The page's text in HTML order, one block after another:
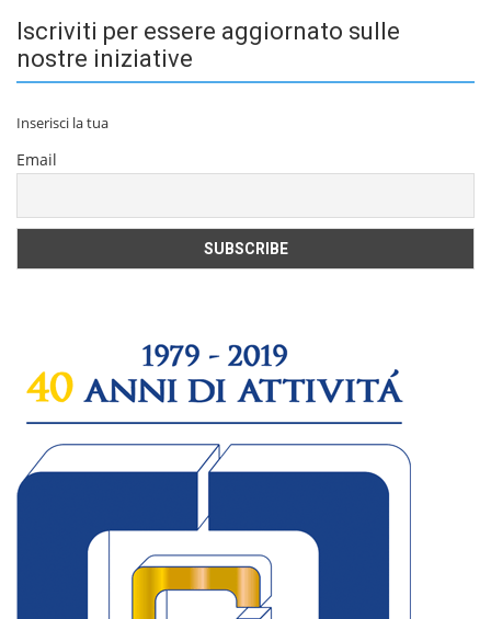
Iscriviti per essere aggiornato sulle
nostre iniziative
Inserisci la tua
Email